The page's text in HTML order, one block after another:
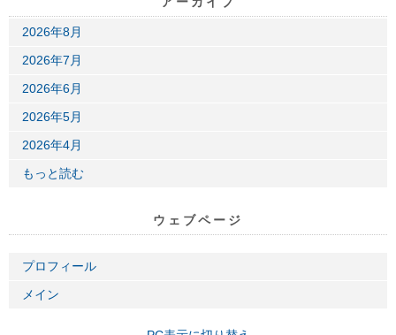
2026年8月
2026年7月
2026年6月
2026年5月
2026年4月
もっと読む
ウェブページ
プロフィール
メイン